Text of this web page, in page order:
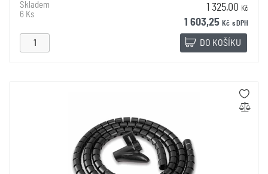
Skladem
6 Ks
1 325,00 Kč
1 603,25 Kč s DPH
DO KOŠÍKU